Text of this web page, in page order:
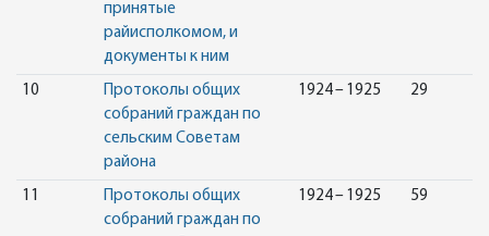
принятые
райисполкомом, и
документы к ним
10
Протоколы общих
собраний граждан по
сельским Советам
района
1924 – 1925 29
11
Протоколы общих
собраний граждан по
1924 – 1925 59